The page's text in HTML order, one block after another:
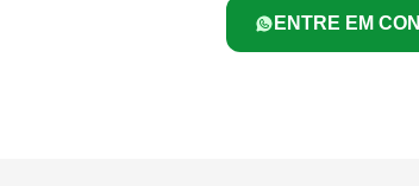
ENTRE EM